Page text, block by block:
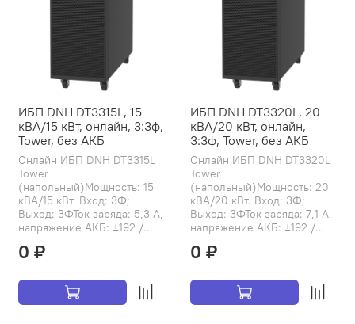
ИБП DNH DT3315L, 15
кВА/15 кВт, онлайн, 3:3ф,
Tower, без АКБ
Онлайн ИБП DNH DT3315L
Tower
(напольный)Мощность: 15
кВА/15 кВт. Вход: 3Ф;
Выход: 3ФТок заряда: 5,3 А,
напряжение АКБ: ±192 /...
0 ₽
ИБП DNH DT3320L, 20
кВА/20 кВт, онлайн,
3:3ф, Tower, без АКБ
Онлайн ИБП DNH DT3320L
Tower
(напольный)Мощность: 20
кВА/20 кВт. Вход: 3Ф;
Выход: 3ФТок заряда: 7,1 А,
напряжение АКБ: ±192 /...
0 ₽